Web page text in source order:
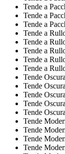
Tende a
Tende a
Tende a
Tende a
Tende a
Tende a
Tende a
Tende a
Tende
Tende
Tende
Tende
Tende
Tende
Tende
Tende
Tende